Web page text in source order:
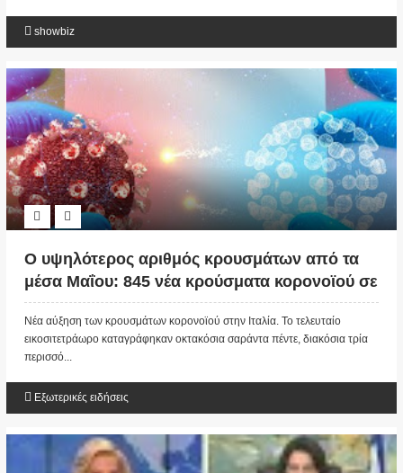
showbiz
Ο υψηλότερος αριθμός κρουσμάτων από τα
μέσα Μαΐου: 845 νέα κρούσματα κορονοϊού σε
24 ώρες στην Ιταλία
Νέα αύξηση των κρουσμάτων κορονοϊού στην Ιταλία. Το τελευταίο
εικοσιτετράωρο καταγράφηκαν οκτακόσια σαράντα πέντε, διακόσια τρία
περισσό...
Εξωτερικές ειδήσεις